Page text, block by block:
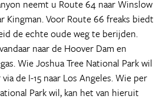
neemt u Route 64 naar Winslow
Kingman. Voor Route 66 freaks biedt
de echte oude weg te berijden.
naar de Hoover Dam en
Wie Joshua Tree National Park wil
de I-15 naar Los Angeles. Wie per
Park wil, kan het van hieruit